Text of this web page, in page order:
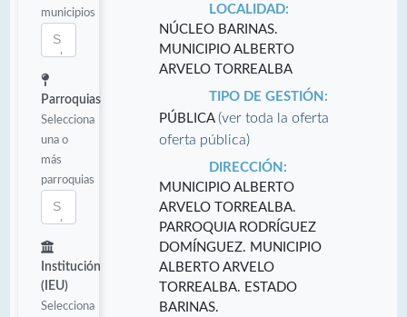
municipios
Parroquias
Selecciona
una o
más
parroquias
Institución
(IEU)
Selecciona
LOCALIDAD:
NÚCLEO BARINAS.
MUNICIPIO ALBERTO
ARVELO TORREALBA
TIPO DE GESTIÓN:
PÚBLICA (ver toda la oferta
oferta pública)
DIRECCIÓN:
MUNICIPIO ALBERTO
ARVELO TORREALBA.
PARROQUIA RODRÍGUEZ
DOMÍNGUEZ. MUNICIPIO
ALBERTO ARVELO
TORREALBA. ESTADO
BARINAS.